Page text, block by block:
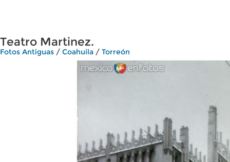
Teatro Martinez.
Fotos Antiguas / Coahuila / Torreón